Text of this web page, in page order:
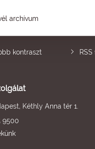
archívum
kontraszt
Kéthly Anna tér 1.
9500